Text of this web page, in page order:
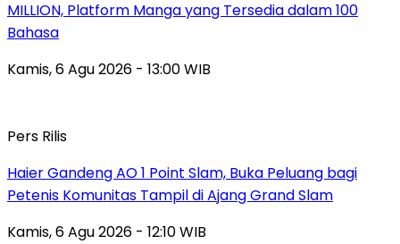
MILLION, Platform Manga yang Tersedia dalam 100
Bahasa
Kamis, 6 Agu 2026 - 13:00 WIB
Pers Rilis
Haier Gandeng AO 1 Point Slam, Buka Peluang bagi
Petenis Komunitas Tampil di Ajang Grand Slam
Kamis, 6 Agu 2026 - 12:10 WIB